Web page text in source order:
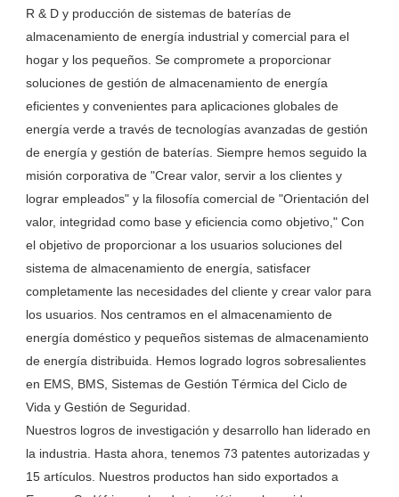
R & D y producción de sistemas de baterías de
almacenamiento de energía industrial y comercial para el
hogar y los pequeños. Se compromete a proporcionar
soluciones de gestión de almacenamiento de energía
eficientes y convenientes para aplicaciones globales de
energía verde a través de tecnologías avanzadas de gestión
de energía y gestión de baterías. Siempre hemos seguido la
misión corporativa de "Crear valor, servir a los clientes y
lograr empleados" y la filosofía comercial de "Orientación del
valor, integridad como base y eficiencia como objetivo," Con
el objetivo de proporcionar a los usuarios soluciones del
sistema de almacenamiento de energía, satisfacer
completamente las necesidades del cliente y crear valor para
los usuarios. Nos centramos en el almacenamiento de
energía doméstico y pequeños sistemas de almacenamiento
de energía distribuida. Hemos logrado logros sobresalientes
en EMS, BMS, Sistemas de Gestión Térmica del Ciclo de
Vida y Gestión de Seguridad.
Nuestros logros de investigación y desarrollo han liderado en
la industria. Hasta ahora, tenemos 73 patentes autorizadas y
15 artículos. Nuestros productos han sido exportados a